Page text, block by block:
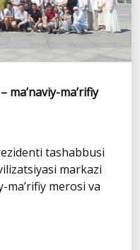
ma’naviy-ma’rifiy
tashabbusi
markazi
ma’rifiy merosi va